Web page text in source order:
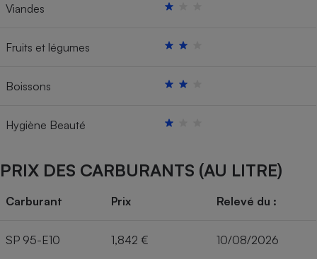
Viandes
Fruits et légumes
Boissons
Hygiène Beauté
PRIX DES CARBURANTS (AU LITRE)
Carburant Prix Relevé du :
SP 95-E10 1,842 € 10/08/2026